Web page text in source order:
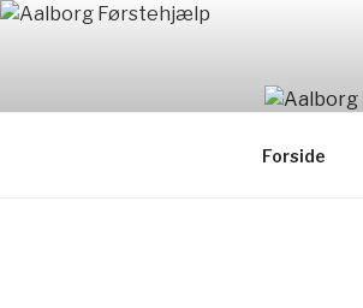
Forside